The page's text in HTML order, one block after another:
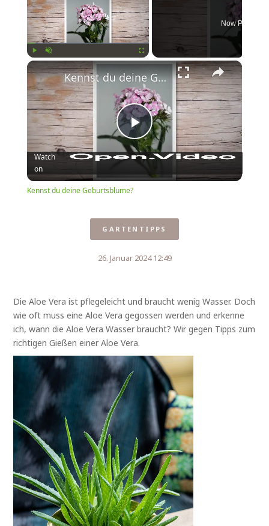
Fullscreen
Now Playing
×
Play
Video
Kennst du deine Geburtsblume?
Watch
on
Kennst du deine Geburtsblume?
GARTENTIPPS
26. Januar 2024 12:49
Die Aloe Vera ist pflegeleicht und braucht wenig Wasser. Doch
wie oft muss eine Aloe Vera gegossen werden und erkenne
ich, wann die Aloe Vera Wasser braucht? Wir gegen Tipps zum
richtigen Gießen einer Aloe Vera.